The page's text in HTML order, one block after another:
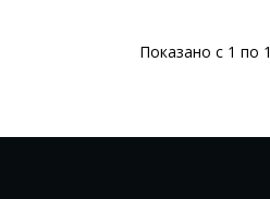
Показано с 1 по